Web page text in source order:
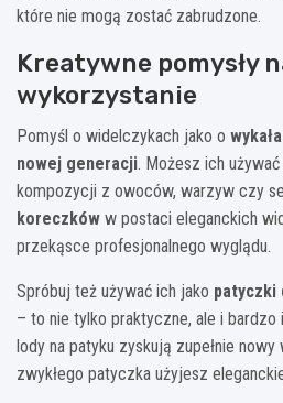
które nie mogą zostać zabrudzone.
Kreatywne pomysły
wykorzystanie
Pomyśl o widelczykach jako o
nowej generacji. Możesz ich
kompozycji z owoców, warzyw czy
koreczków w postaci eleganckich
przekąsce profesjonalnego wyglądu.
Spróbuj też używać ich jako patyczki
– to nie tylko praktyczne, ale i
lody na patyku zyskują zupełnie
zwykłego patyczka użyjesz